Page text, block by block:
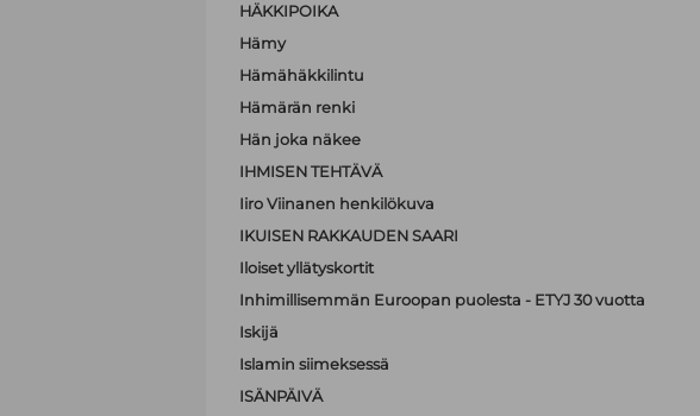
HÄKKIPOIKA
Hämy
Hämähäkkilintu
Hämärän renki
Hän joka näkee
IHMISEN TEHTÄVÄ
Iiro Viinanen henkilökuva
IKUISEN RAKKAUDEN SAARI
Iloiset yllätyskortit
Inhimillisemmän Euroopan puolesta - ETYJ 30 vuotta
Iskijä
Islamin siimeksessä
ISÄNPÄIVÄ